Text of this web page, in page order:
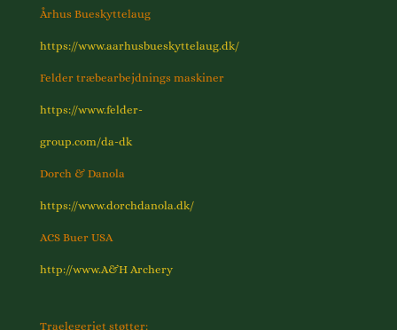
Århus Bueskyttelaug
https://www.aarhusbueskyttelaug.dk/
Felder træbearbejdnings maskiner
https://www.felder-
group.com/da-dk
Dorch & Danola
https://www.dorchdanola.dk/
ACS Buer USA
http://www.A&H Archery
Traelegeriet støtter: